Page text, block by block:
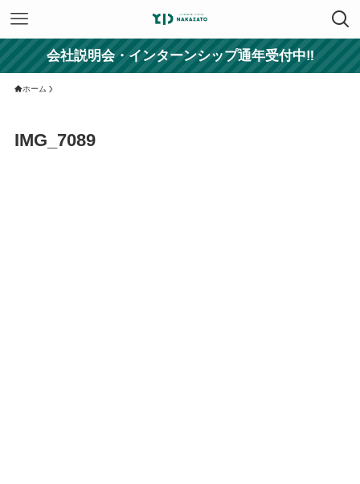
会社説明会・インターンシップ通年受付中‼
ホーム
IMG_7089